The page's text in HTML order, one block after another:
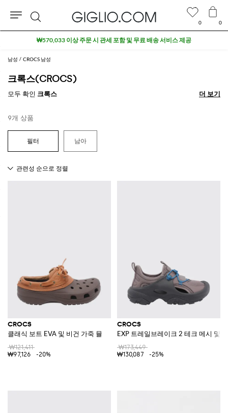
남성 CROCS 남성
크록스(CROCS)
모두 확인 크록스 더 보기
더 보기
9개 상품
남아
CROCS
클래식 보트 EVA 및 비건 가죽 뮬
₩121,411
₩97,126
-20%
CROCS
EXP 트레일브레이크 2 테크 메시 및
₩173,449
₩130,087
-25%
0 0
검
색
₩570,033 이상 주문 시 관세 포함 및 무료 배송 서비스 제공